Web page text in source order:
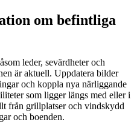
om befintliga
leder, sevärdheter och
är aktuell. Uppdatera bilder
och koppla nya närliggande
som ligger längs med eller i
från grillplatser och vindskydd
och boenden.